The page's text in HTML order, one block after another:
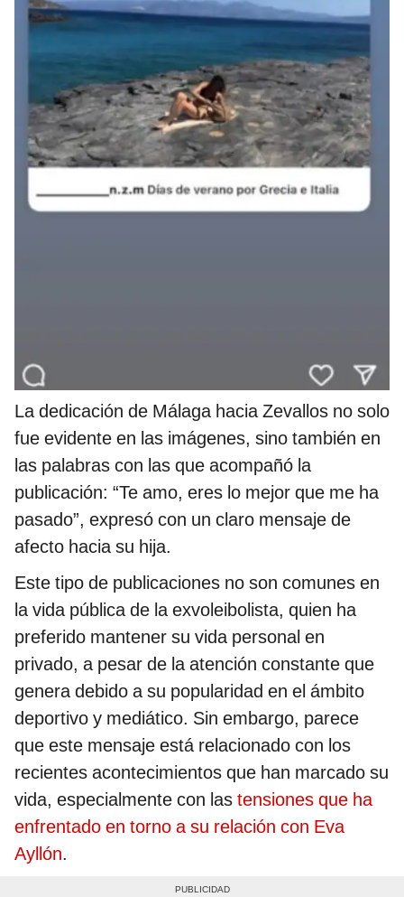
La dedicación de Málaga hacia Zevallos no solo
fue evidente en las imágenes, sino también en
las palabras con las que acompañó la
publicación: “Te amo, eres lo mejor que me ha
pasado”, expresó con un claro mensaje de
afecto hacia su hija.
Este tipo de publicaciones no son comunes en
la vida pública de la exvoleibolista, quien ha
preferido mantener su vida personal en
privado, a pesar de la atención constante que
genera debido a su popularidad en el ámbito
deportivo y mediático. Sin embargo, parece
que este mensaje está relacionado con los
recientes acontecimientos que han marcado su
vida, especialmente con las tensiones que ha
enfrentado en torno a su relación con Eva
Ayllón.